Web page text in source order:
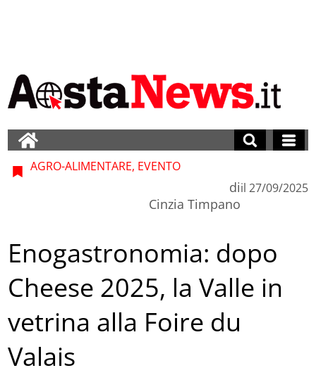
AGRO-ALIMENTARE, EVENTO
di
Cinzia Timpano
il 27/09/2025
Enogastronomia: dopo
Cheese 2025, la Valle in
vetrina alla Foire du
Valais